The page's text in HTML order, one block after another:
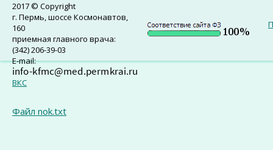
2017 © Copyright
г. Пермь, шоссе Космонавтов,
160
приемная главного врача:
(342) 206-39-03
E-mail:
ВКС
Файл nok.txt